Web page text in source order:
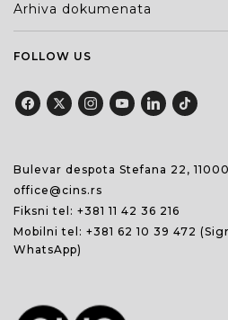
Arhiva dokumenata
FOLLOW US
Bulevar despota Stefana 22,
office@cins.rs
Fiksni tel: +381 11 42 36 216
Mobilni tel: +381 62 10 39 472
WhatsApp)